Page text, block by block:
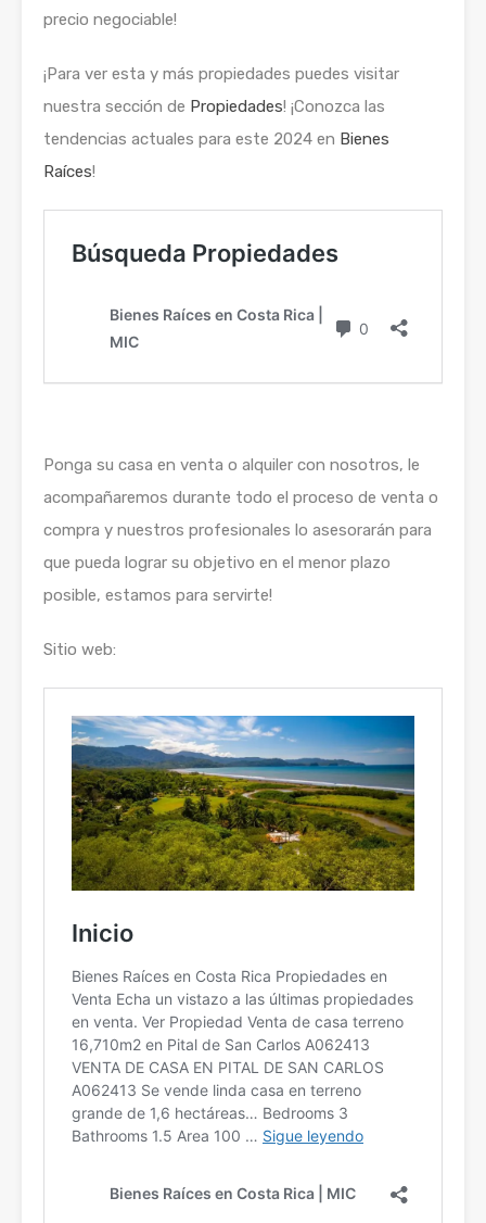
precio negociable!
¡Para ver esta y más propiedades puedes visitar
nuestra sección de Propiedades! ¡Conozca las
tendencias actuales para este 2024 en Bienes
Raíces!
Ponga su casa en venta o alquiler con nosotros, le
acompañaremos durante todo el proceso de venta o
compra y nuestros profesionales lo asesorarán para
que pueda lograr su objetivo en el menor plazo
posible, estamos para servirte!
Sitio web: